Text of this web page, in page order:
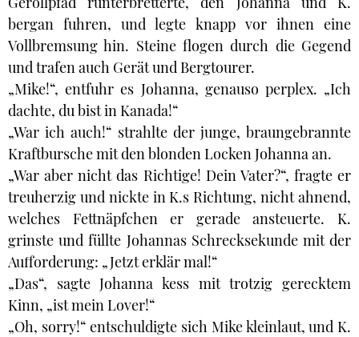
bergan fuhren, und legte knapp vor ihnen eine
Vollbremsung hin. Steine flogen durch die Gegend
und trafen auch Gerät und Bergtourer.
„Mike!“, entfuhr es Johanna, genauso perplex. „Ich
dachte, du bist in Kanada!“
„War ich auch!“ strahlte der junge, braungebrannte
Kraftbursche mit den blonden Locken Johanna an.
„War aber nicht das Richtige! Dein Vater?“, fragte er
treuherzig und nickte in K.s Richtung, nicht ahnend,
welches Fettnäpfchen er gerade ansteuerte. K.
grinste und füllte Johannas Schrecksekunde mit der
Aufforderung: „Jetzt erklär mal!“
„Das“, sagte Johanna kess mit trotzig gerecktem
Kinn, „ist mein Lover!“
„Oh, sorry!“ entschuldigte sich Mike kleinlaut, und K.